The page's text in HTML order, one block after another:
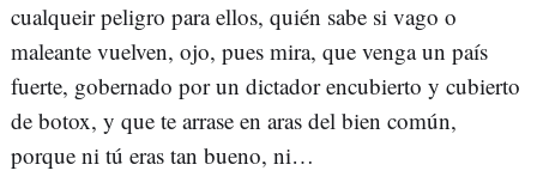
cualqueir peligro para ellos, quién sabe si vago o
maleante vuelven, ojo, pues mira, que venga un país
fuerte, gobernado por un dictador encubierto y cubierto
de botox, y que te arrase en aras del bien común,
porque ni tú eras tan bueno, ni…